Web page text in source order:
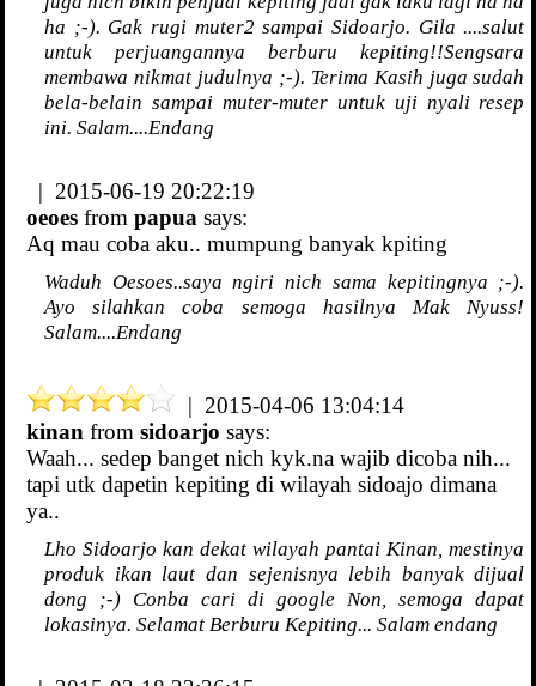
ha ;-). Gak rugi muter2 sampai Sidoarjo. Gila ....salut
untuk perjuangannya berburu kepiting!!Sengsara
membawa nikmat judulnya ;-). Terima Kasih juga sudah
bela-belain sampai muter-muter untuk uji nyali resep
ini. Salam....Endang
| 2015-06-19 20:22:19
oeoes from papua says:
Aq mau coba aku.. mumpung banyak kpiting
Waduh Oesoes..saya ngiri nich sama kepitingnya ;-).
Ayo silahkan coba semoga hasilnya Mak Nyuss!
Salam....Endang
| 2015-04-06 13:04:14
kinan from sidoarjo says:
Waah... sedep banget nich kyk.na wajib dicoba nih...
tapi utk dapetin kepiting di wilayah sidoajo dimana
ya..
Lho Sidoarjo kan dekat wilayah pantai Kinan, mestinya
produk ikan laut dan sejenisnya lebih banyak dijual
dong ;-) Conba cari di google Non, semoga dapat
lokasinya. Selamat Berburu Kepiting... Salam endang